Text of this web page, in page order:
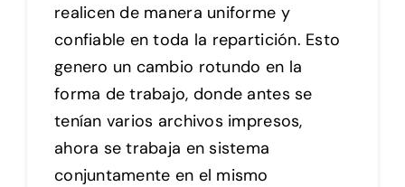
realicen de manera uniforme y
confiable en toda la repartición. Esto
genero un cambio rotundo en la
forma de trabajo, donde antes se
tenían varios archivos impresos,
ahora se trabaja en sistema
conjuntamente en el mismo